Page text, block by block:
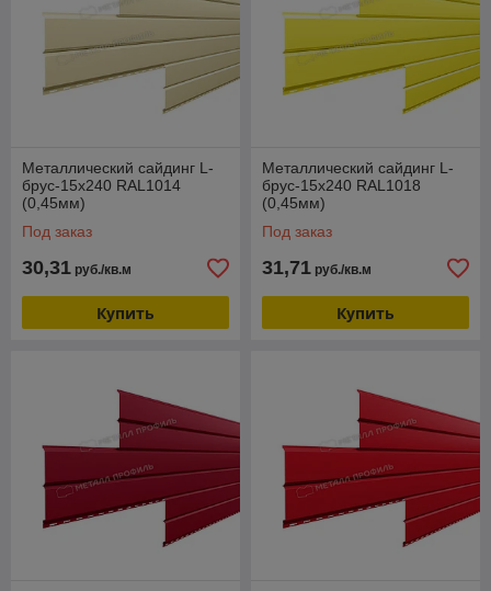
Металлический сайдинг L-
брус-15х240 RAL1014
(0,45мм)
Под заказ
30,31 руб./кв.м
Купить
Металлический сайдинг L-
брус-15х240 RAL1018
(0,45мм)
Под заказ
31,71 руб./кв.м
Купить